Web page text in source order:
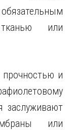
тканью или
и
заслуживают
или